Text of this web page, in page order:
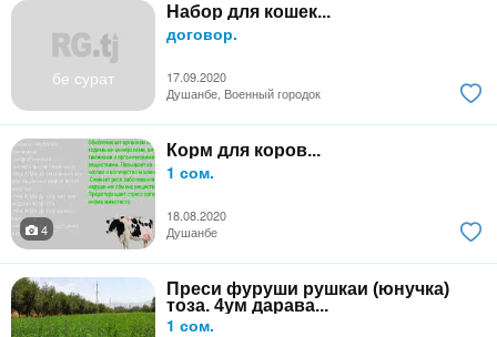
бе сурат
Набор для кошек...
договор.
17.09.2020
Душанбе, Военный городок
Корм для коров...
1 сом.
18.08.2020
4
Душанбе
Преси фуруши рушкаи (юнучка)
тоза. 4ум дарава...
1 сом.